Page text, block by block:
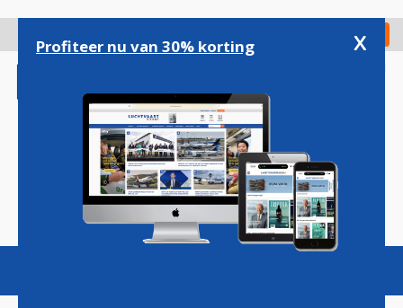
gaan
Check in
Magazine Podcasts Vacatures
Profiteer nu van 30% korting x